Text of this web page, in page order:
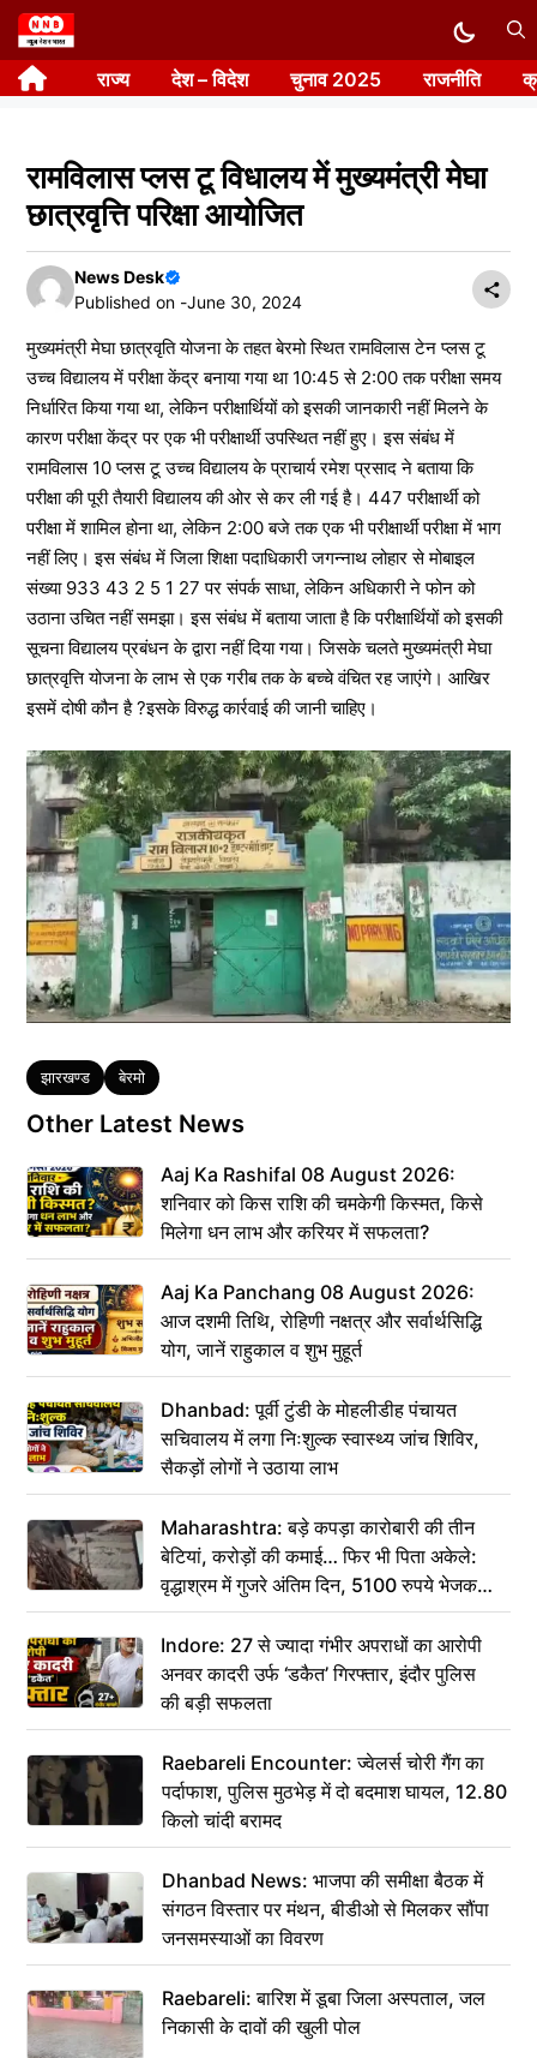
Skip
to
content राज्य देश – विदेश चुनाव 2025 राजनीति
रामविलास प्लस टू विधालय में मुख्यमंत्री मेघा
छात्रवृत्ति परिक्षा आयोजित
News Desk
Published on -June 30, 2024
मुख्यमंत्री मेघा छात्रवृति योजना के तहत बेरमो स्थित रामविलास टेन प्लस टू
उच्च विद्यालय में परीक्षा केंद्र बनाया गया था 10:45 से 2:00 तक परीक्षा समय
निर्धारित किया गया था, लेकिन परीक्षार्थियों को इसकी जानकारी नहीं मिलने के
कारण परीक्षा केंद्र पर एक भी परीक्षार्थी उपस्थित नहीं हुए। इस संबंध में
रामविलास 10 प्लस टू उच्च विद्यालय के प्राचार्य रमेश प्रसाद ने बताया कि
परीक्षा की पूरी तैयारी विद्यालय की ओर से कर ली गई है। 447 परीक्षार्थी को
परीक्षा में शामिल होना था, लेकिन 2:00 बजे तक एक भी परीक्षार्थी परीक्षा में भाग
नहीं लिए। इस संबंध में जिला शिक्षा पदाधिकारी जगन्नाथ लोहार से मोबाइल
संख्या 933 43 2 5 1 27 पर संपर्क साधा, लेकिन अधिकारी ने फोन को
उठाना उचित नहीं समझा। इस संबंध में बताया जाता है कि परीक्षार्थियों को इसकी
सूचना विद्यालय प्रबंधन के द्वारा नहीं दिया गया। जिसके चलते मुख्यमंत्री मेघा
छात्रवृत्ति योजना के लाभ से एक गरीब तक के बच्चे वंचित रह जाएंगे। आखिर
इसमें दोषी कौन है ?इसके विरुद्ध कार्रवाई की जानी चाहिए।
Tags
झारखण्ड बेरमो
Other Latest News
Aaj Ka Rashifal 08 August 2026:
शनिवार को किस राशि की चमकेगी किस्मत, किसे
मिलेगा धन लाभ और करियर में सफलता?
Aaj Ka Panchang 08 August 2026:
आज दशमी तिथि, रोहिणी नक्षत्र और सर्वार्थसिद्धि
योग, जानें राहुकाल व शुभ मुहूर्त
Dhanbad: पूर्वी टुंडी के मोहलीडीह पंचायत
सचिवालय में लगा निःशुल्क स्वास्थ्य जांच शिविर,
सैकड़ों लोगों ने उठाया लाभ
Maharashtra: बड़े कपड़ा कारोबारी की तीन
बेटियां, करोड़ों की कमाई… फिर भी पिता अकेले:
वृद्धाश्रम में गुजरे अंतिम दिन, 5100 रुपये भेजकर
कहा– अंतिम संस्कार कर दीजिए हम नहीं आ पाएंगे
Indore: 27 से ज्यादा गंभीर अपराधों का आरोपी
अनवर कादरी उर्फ ‘डकैत’ गिरफ्तार, इंदौर पुलिस
की बड़ी सफलता
Raebareli Encounter: ज्वेलर्स चोरी गैंग का
पर्दाफाश, पुलिस मुठभेड़ में दो बदमाश घायल, 12.80
किलो चांदी बरामद
Dhanbad News: भाजपा की समीक्षा बैठक में
संगठन विस्तार पर मंथन, बीडीओ से मिलकर सौंपा
जनसमस्याओं का विवरण
Raebareli: बारिश में डूबा जिला अस्पताल, जल
निकासी के दावों की खुली पोल